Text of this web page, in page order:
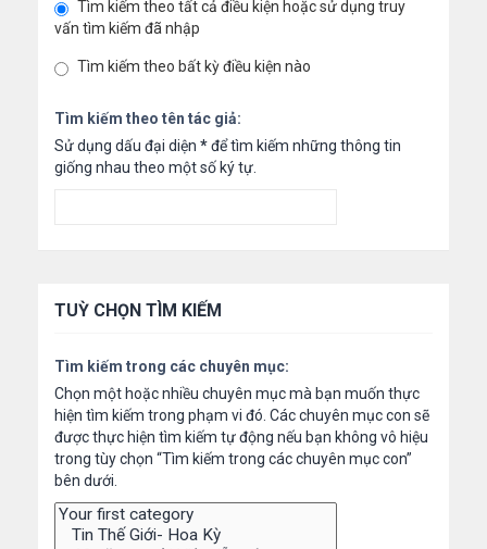
Tìm kiếm theo tất cả điều kiện hoặc sử dụng truy
vấn tìm kiếm đã nhập
Tìm kiếm theo bất kỳ điều kiện nào
Tìm kiếm theo tên tác giả:
Sử dụng dấu đại diện *để tìm kiếm những thông tin
giống nhau theo một số ký tự.
TUỲ CHỌN TÌM KIẾM
Tìm kiếm trong các chuyên mục:
Chọn một hoặc nhiều chuyên mục mà bạn muốn thực
hiện tìm kiếm trong phạm vi đó. Các chuyên mục con sẽ
được thực hiện tìm kiếm tự động nếu bạn không vô hiệu
trong tùy chọn “Tìm kiếm trong các chuyên mục con”
bên dưới.